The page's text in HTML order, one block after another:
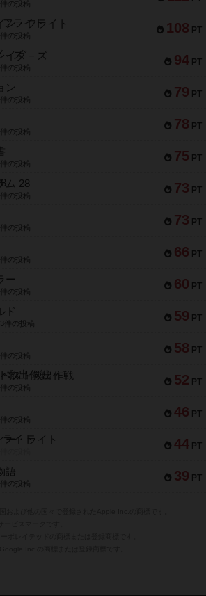
1件の投稿
108 PT
ン・フライト
の投稿
94 PT
イダ－ズ
1件の投稿
79 PT
ン
の投稿
78 PT
の投稿
75 PT
の投稿
73 PT
ム 28
の投稿
73 PT
1件の投稿
66 PT
1件の投稿
60 PT
ー
1件の投稿
59 PT
ド
13件の投稿
58 PT
の投稿
52 PT
スト救出作戦
1件の投稿
46 PT
1件の投稿
44 PT
ー・ライト
39 PT
語
の投稿